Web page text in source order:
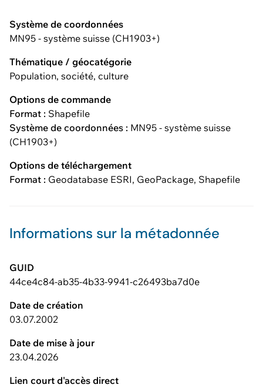
Système de coordonnées
MN95 - système suisse (CH1903+)
Thématique / géocatégorie
Population, société, culture
Options de commande
Format : Shapefile
Système de coordonnées : MN95 - système suisse
(CH1903+)
Options de téléchargement
Format : Geodatabase ESRI, GeoPackage, Shapefile
Informations sur la métadonnée
GUID
44ce4c84-ab35-4b33-9941-c26493ba7d0e
Date de création
03.07.2002
Date de mise à jour
23.04.2026
Lien court d'accès direct